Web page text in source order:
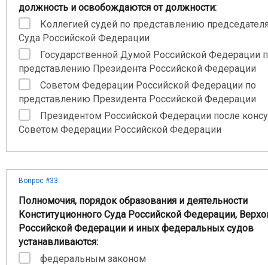
должность и освобождаются от должности:
Коллегией судей по представлению
Суда Российской Федерации
Государственной Думой Российской Федерации
представлению Президента Российской Федерации
Советом Федерации Российской Федерации по
представлению Президента Российской Федерации
Президентом Российской Федерации после
Советом Федерации Российской Федерации
Вопрос #33
Полномочия, порядок образования и деятельности
Конституционного Суда Российской Федерации,
Российской Федерации и иных федеральных судов
устанавливаются:
федеральным законом